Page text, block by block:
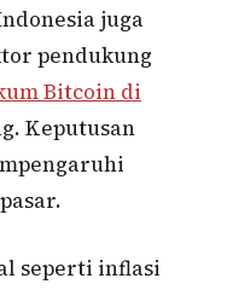
juga
pendukung
Bitcoin di
Keputusan
seperti inflasi